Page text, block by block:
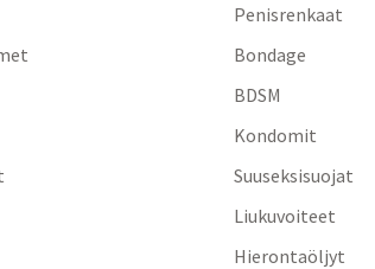
Penisrenkaat
Bondage
BDSM
Kondomit
Suuseksisuojat
Liukuvoiteet
Hierontaöljyt